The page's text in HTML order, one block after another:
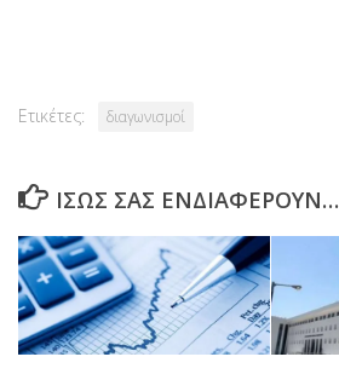
Ετικέτες: διαγωνισμοί
ΊΣΩΣ ΣΑΣ ΕΝΔΙΑΦΈΡΟΥΝ…